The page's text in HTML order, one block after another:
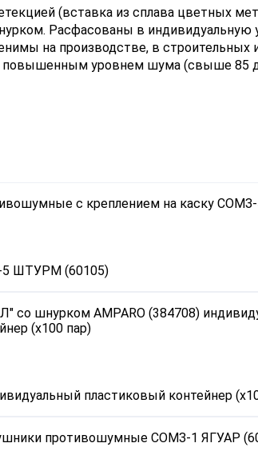
(вставка из сплава цветных
Расфасованы в индивидуальную
на производстве, в строительных
повышенным уровнем шума (свыше 85
5 ШТУРМ (60105)
пластиковый контейнер